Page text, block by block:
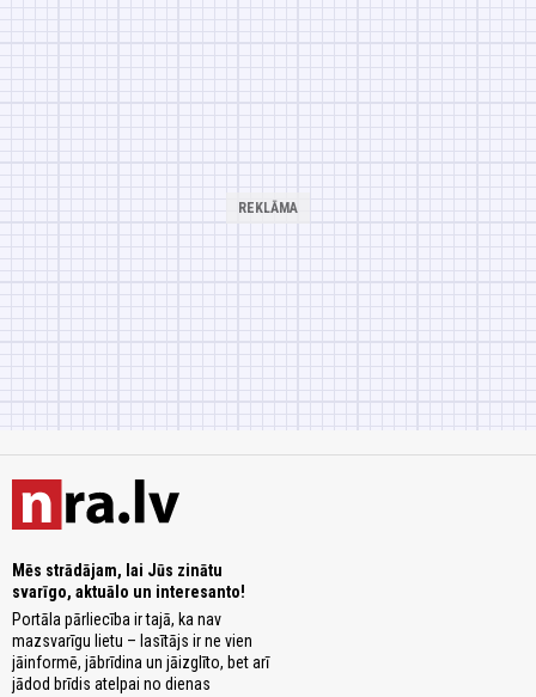
Mēs strādājam, lai Jūs zinātu
svarīgo, aktuālo un interesanto!
Portāla pārliecība ir tajā, ka nav
mazsvarīgu lietu – lasītājs ir ne vien
jāinformē, jābrīdina un jāizglīto, bet arī
jādod brīdis atelpai no dienas